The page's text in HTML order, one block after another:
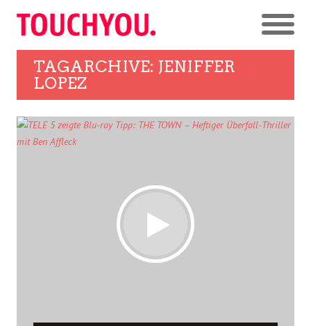
TAGARCHIVE: JENIFFER
LOPEZ